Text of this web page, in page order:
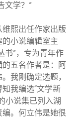
文学？”
熙出任作家出版
小说编辑室主
书”，专为青年作
五名作者是：阿
我刚确定选题，
我编选“文学新
小说集已列入湖
。何立伟是她很